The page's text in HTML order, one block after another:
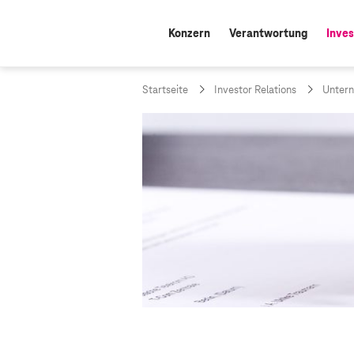
Konzern Verantwortung
Startseite Investor Relations